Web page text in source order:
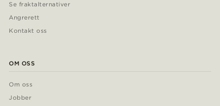
Se fraktalternativer
Angrerett
Kontakt oss
OM OSS
Om oss
Jobber